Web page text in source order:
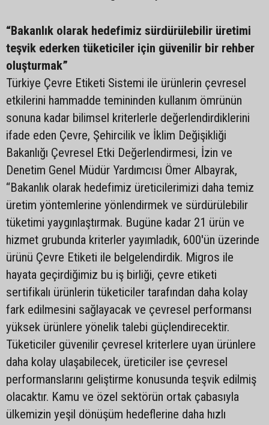
“Bakanlık olarak hedefimiz sürdürülebilir üretimi
teşvik ederken tüketiciler için güvenilir bir rehber
oluşturmak”
Türkiye Çevre Etiketi Sistemi ile ürünlerin çevresel
etkilerini hammadde temininden kullanım ömrünün
sonuna kadar bilimsel kriterlerle değerlendirdiklerini
ifade eden Çevre, Şehircilik ve İklim Değişikliği
Bakanlığı Çevresel Etki Değerlendirmesi, İzin ve
Denetim Genel Müdür Yardımcısı Ömer Albayrak,
“Bakanlık olarak hedefimiz üreticilerimizi daha temiz
üretim yöntemlerine yönlendirmek ve sürdürülebilir
tüketimi yaygınlaştırmak. Bugüne kadar 21 ürün ve
hizmet grubunda kriterler yayımladık, 600'ün üzerinde
ürünü Çevre Etiketi ile belgelendirdik. Migros ile
hayata geçirdiğimiz bu iş birliği, çevre etiketi
sertifikalı ürünlerin tüketiciler tarafından daha kolay
fark edilmesini sağlayacak ve çevresel performansı
yüksek ürünlere yönelik talebi güçlendirecektir.
Tüketiciler güvenilir çevresel kriterlere uyan ürünlere
daha kolay ulaşabilecek, üreticiler ise çevresel
performanslarını geliştirme konusunda teşvik edilmiş
olacaktır. Kamu ve özel sektörün ortak çabasıyla
ülkemizin yeşil dönüşüm hedeflerine daha hızlı